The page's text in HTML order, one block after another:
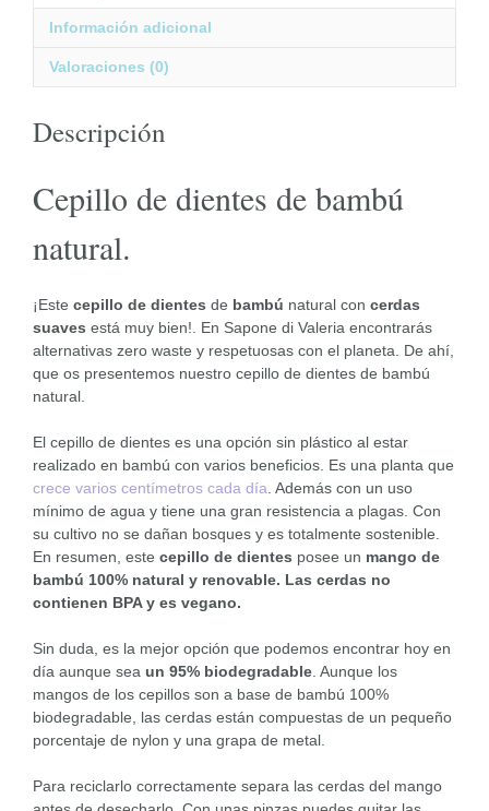
Información adicional
Valoraciones (0)
Descripción
Cepillo de dientes de bambú
natural.
¡Este cepillo de dientes de bambú natural con cerdas
suaves está muy bien!. En Sapone di Valeria encontrarás
alternativas zero waste y respetuosas con el planeta. De ahí,
que os presentemos nuestro cepillo de dientes de bambú
natural.
El cepillo de dientes es una opción sin plástico al estar
realizado en bambú con varios beneficios. Es una planta que
crece varios centímetros cada día. Además con un uso
mínimo de agua y tiene una gran resistencia a plagas. Con
su cultivo no se dañan bosques y es totalmente sostenible.
En resumen, este cepillo de dientes posee un mango de
bambú 100% natural y renovable. Las cerdas no
contienen BPA y es vegano.
Sin duda, es la mejor opción que podemos encontrar hoy en
día aunque sea un 95% biodegradable. Aunque los
mangos de los cepillos son a base de bambú 100%
biodegradable, las cerdas están compuestas de un pequeño
porcentaje de nylon y una grapa de metal.
Para reciclarlo correctamente separa las cerdas del mango